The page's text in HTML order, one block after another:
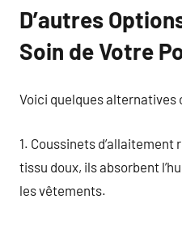
D’autres
Soin de Votre
Voici quelques alternatives
1. Coussinets
tissu doux, ils absorbent
les vêtements.